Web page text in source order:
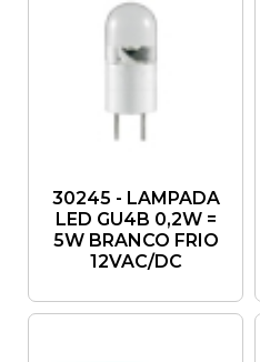
30245 - LAMPADA
LED GU4B 0,2W =
5W BRANCO FRIO
12VAC/DC